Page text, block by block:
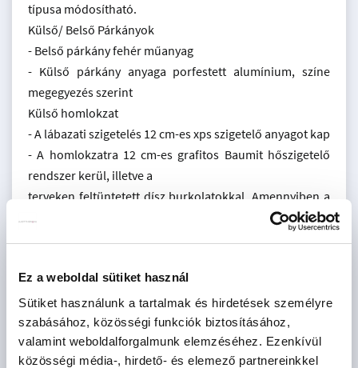
Ez a weboldal sütiket használ
Sütiket használunk a tartalmak és hirdetések személyre
szabásához, közösségi funkciók biztosításához,
valamint weboldalforgalmunk elemzéséhez. Ezenkívül
közösségi média-, hirdető- és elemező partnereinkkel
típusa módosítható.
Külső/ Belső Párkányok
- Belső párkány fehér műanyag
- Külső párkány anyaga porfestett alumínium, színe
megegyezés szerint
Külső homlokzat
- A lábazati szigetelés 12 cm-es xps szigetelő anyagot kap
- A homlokzatra 12 cm-es grafitos Baumit hőszigetelő
rendszer kerül, illetve a
terveken feltüntetett dísz burkolatokkal. Amennyiben a
megrendelőnek egyedi
fenntartjuk.
Víz:
- A telken teljesen új víz és szennyvíz hálózat kerül
kiépítésre, a meglévőnél
nagyobb keresztmetszettel. 32 mm keresztmetszetű víz,